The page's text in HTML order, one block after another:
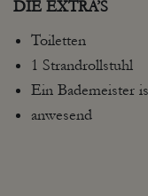
DIE EXTRA’S
Toiletten
1 Strandrollstuhl
Ein Bademeister
anwesend